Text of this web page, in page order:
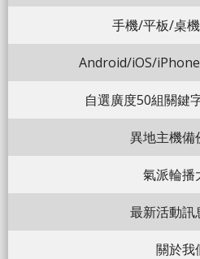
手機/平板/桌
Android/iOS/
自選廣度50組關鍵
異地主機備
氣派輪播
最新活動訊
關於我